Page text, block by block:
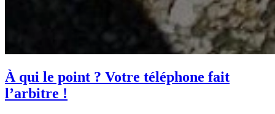
À qui le point ? Votre téléphone fait
l’arbitre !